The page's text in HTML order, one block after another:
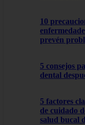
10
prevén
5 consejos
dental
5 factores
de cuidado
salud bucal